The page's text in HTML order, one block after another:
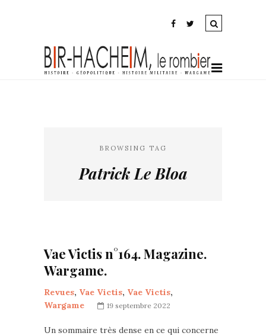
BROWSING TAG
Patrick Le Bloa
Vae Victis n°164. Magazine.
Wargame.
Revues, Vae Victis, Vae Victis,
Wargame
19 septembre 2022
Un sommaire très dense en ce qui concerne